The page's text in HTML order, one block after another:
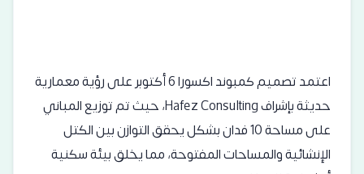
اعتمد تصميم كمبوند اكسورا 6 أكتوبر على رؤية معمارية
حديثة بإشراف Hafez Consulting، حيث تم توزيع المباني
على مساحة 10 فدان بشكل يحقق التوازن بين الكتل
الإنشائية والمساحات المفتوحة، مما يخلق بيئة سكنية